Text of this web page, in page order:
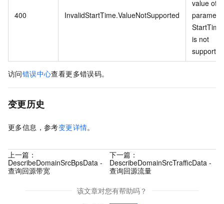
400 InvalidStartTime.ValueNotSupported
value of
StartTime
is not
访问错误中心查看更多错误码。
变更历史
更多信息，参考变更详情。
上一篇：
DescribeDomainSrcBpsData -
查询回源带宽
下一篇：
DescribeDomainSrcTrafficData -
查询回源流量
该文章对您有帮助吗？